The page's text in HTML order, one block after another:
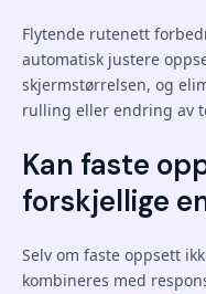
Flytende rutenett
automatisk justere
skjermstørrelsen, og
rulling eller endring av
Kan faste
forskjellige
Selv om faste oppsett
kombineres med